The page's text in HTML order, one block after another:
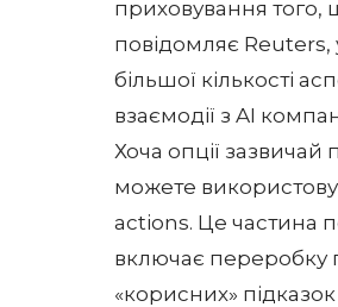
приховування того,
повідомляє Reuters,
більшої кількості
взаємодії з AI
Хоча опції
можете
actions. Це частина
включає переробку
«корисних»